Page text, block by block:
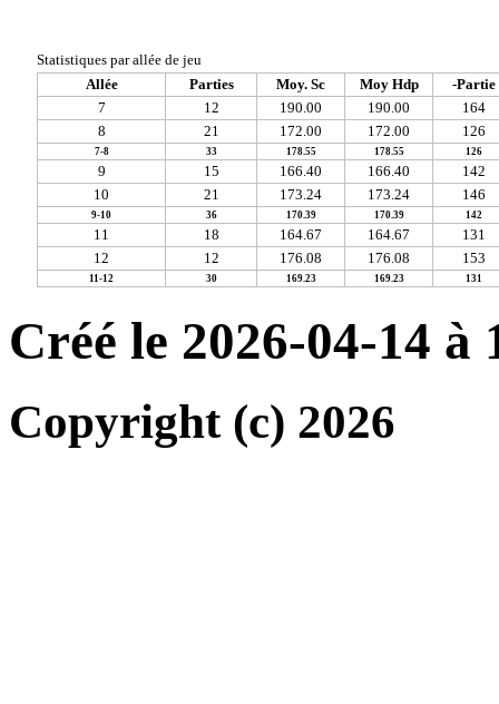
Statistiques par allée de jeu
Allée
Parties Moy. Sc Moy Hdp
-Partie
7
12 190.00 190.00
164
8
21 172.00 172.00 126
7-8 33 178.55 178.55 126
9 15 166.40 166.40
142
10
21 173.24 173.24 146
9-10 36 170.39 170.39 142
11 18 164.67 164.67
131
12
12 176.08 176.08 153
11-12 30 169.23 169.23 131
Créé le 2026-04-14
Copyright (c) 2026